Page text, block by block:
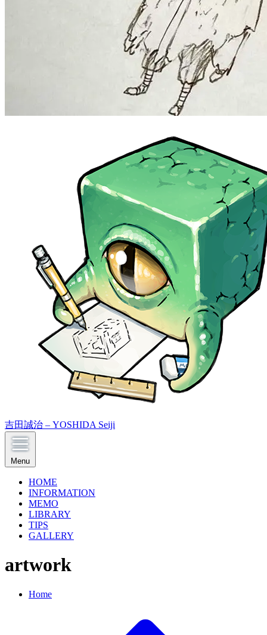
吉田誠治 – YOSHIDA Seiji
Menu
HOME
INFORMATION
MEMO
LIBRARY
TIPS
GALLERY
artwork
Home